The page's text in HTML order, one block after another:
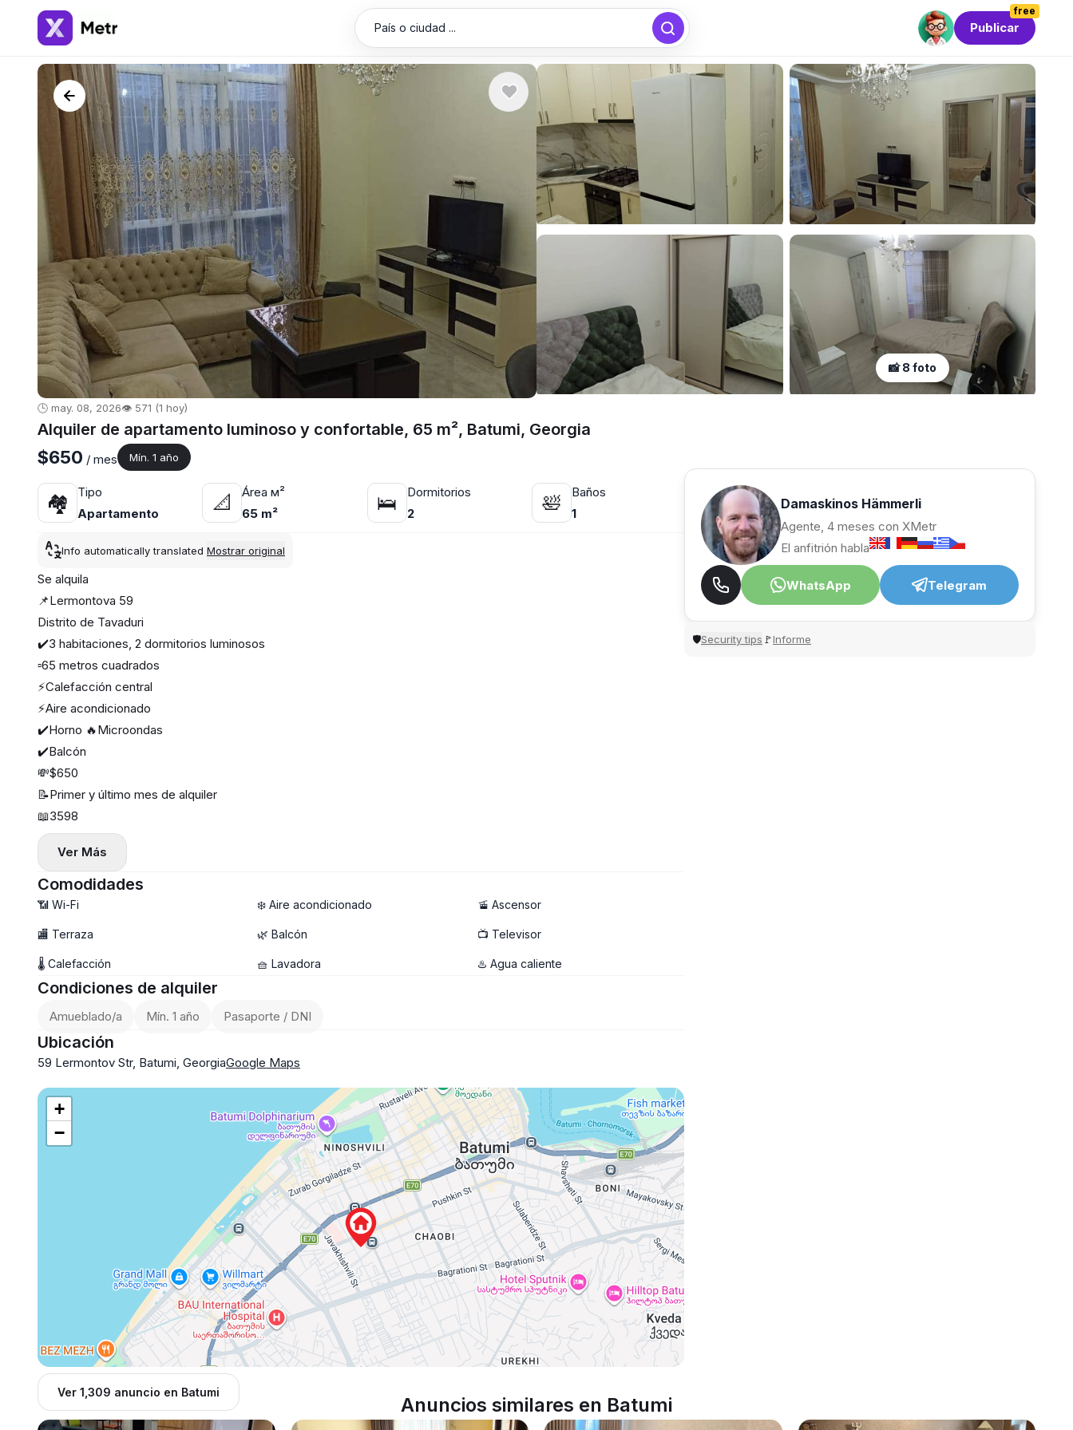
País o ciudad ...
free
Publicar
📸 8 foto
🕒 may. 08, 2026👁️ 571 (1 hoy)
Alquiler de apartamento luminoso y confortable, 65 m², Batumi, Georgia
$650 / mes Mín. 1 año
🏘
Tipo
Apartamento
📐
Área м²
65 m²
🛌
Dormitorios
2
🛀
Baños
1
Info automatically translated Mostrar original
Se alquila
📌Lermontova 59
Distrito de Tavaduri
✔️3 habitaciones, 2 dormitorios luminosos
▫️65 metros cuadrados
⚡️Calefacción central
⚡️Aire acondicionado
✔️Horno 🔥Microondas
✔️Balcón
💸$650
📝Primer y último mes de alquiler
📖3598
Ver Más
Comodidades
📶 Wi-Fi ❄️ Aire acondicionado 🚡 Ascensor
🏬 Terraza 🌿 Balcón 📺 Televisor
🌡 Calefacción 🧺 Lavadora ♨️ Agua caliente
Condiciones de alquiler
Amueblado/a Mín. 1 año Pasaporte / DNI
Ubicación
59 Lermontov Str, Batumi, GeorgiaGoogle Maps
+
−
Ver 1,309 anuncio en Batumi
Damaskinos Hämmerli
Agente, 4 meses con XMetr
El anfitrión habla
WhatsApp Telegram
🛡Security tips 🚩Informe
Anuncios similares en Batumi